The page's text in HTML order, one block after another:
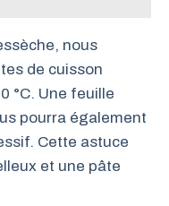
nous
de cuisson
°C. Une feuille
pourra également
Cette astuce
et une pâte